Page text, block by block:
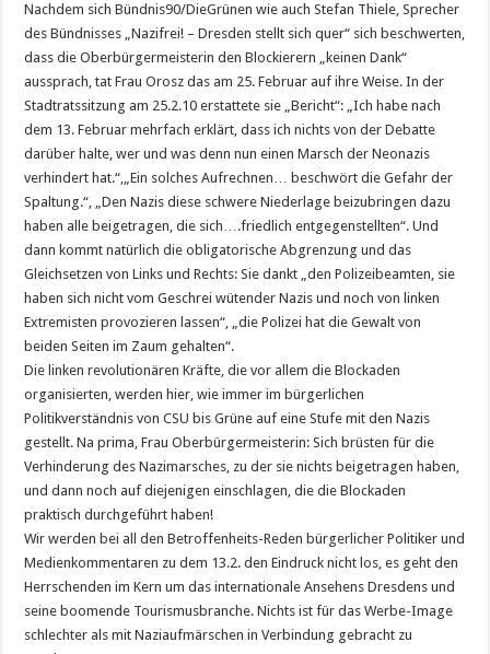
Nachdem sich Bündnis90/DieGrünen wie auch Stefan Thiele, Sprecher
des Bündnisses „Nazifrei! – Dresden stellt sich quer“ sich beschwerten,
dass die Oberbürgermeisterin den Blockierern „keinen Dank“
aussprach, tat Frau Orosz das am 25. Februar auf ihre Weise. In der
Stadtratssitzung am 25.2.10 erstattete sie „Bericht“: „Ich habe nach
dem 13. Februar mehrfach erklärt, dass ich nichts von der Debatte
darüber halte, wer und was denn nun einen Marsch der Neonazis
verhindert hat.“,„Ein solches Aufrechnen… beschwört die Gefahr der
Spaltung.“, „Den Nazis diese schwere Niederlage beizubringen dazu
haben alle beigetragen, die sich….friedlich entgegenstellten“. Und
dann kommt natürlich die obligatorische Abgrenzung und das
Gleichsetzen von Links und Rechts: Sie dankt „den Polizeibeamten, sie
haben sich nicht vom Geschrei wütender Nazis und noch von linken
Extremisten provozieren lassen“, „die Polizei hat die Gewalt von
beiden Seiten im Zaum gehalten“.
Die linken revolutionären Kräfte, die vor allem die Blockaden
organisierten, werden hier, wie immer im bürgerlichen
Politikverständnis von CSU bis Grüne auf eine Stufe mit den Nazis
gestellt. Na prima, Frau Oberbürgermeisterin: Sich brüsten für die
Verhinderung des Nazimarsches, zu der sie nichts beigetragen haben,
und dann noch auf diejenigen einschlagen, die die Blockaden
praktisch durchgeführt haben!
Wir werden bei all den Betroffenheits-Reden bürgerlicher Politiker und
Medienkommentaren zu dem 13.2. den Eindruck nicht los, es geht den
Herrschenden im Kern um das internationale Ansehens Dresdens und
seine boomende Tourismusbranche. Nichts ist für das Werbe-Image
schlechter als mit Naziaufmärschen in Verbindung gebracht zu